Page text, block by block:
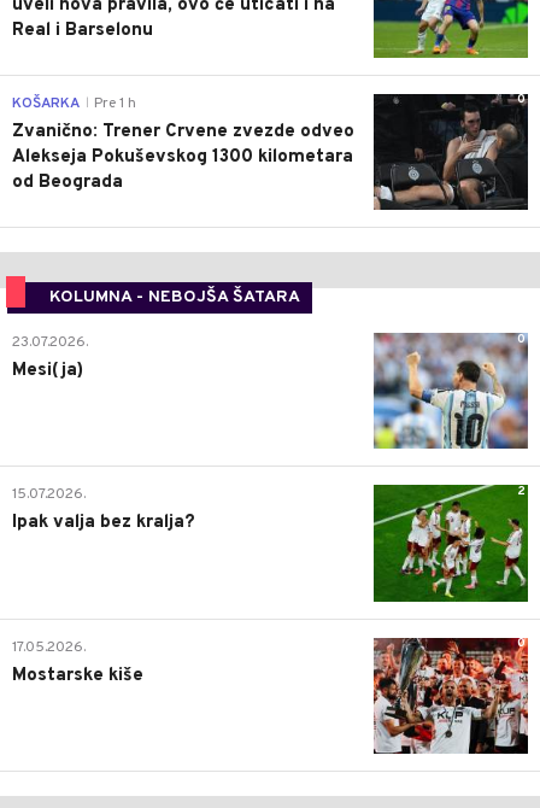
uveli nova pravila, ovo će uticati i na
Real i Barselonu
0
KOŠARKA Pre 1 h
Zvanično: Trener Crvene zvezde odveo
Alekseja Pokuševskog 1300 kilometara
od Beograda
KOLUMNA - NEBOJŠA ŠATARA
0
23.07.2026.
Mesi(ja)
2
15.07.2026.
Ipak valja bez kralja?
0
17.05.2026.
Mostarske kiše